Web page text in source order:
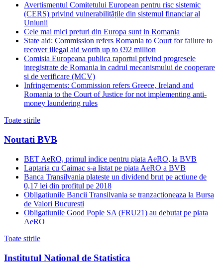
Avertismentul Comitetului European pentru risc sistemic
(CERS) privind vulnerabilitățile din sistemul financiar al
Uniunii
Cele mai mici preturi din Europa sunt in Romania
State aid: Commission refers Romania to Court for failure to
recover illegal aid worth up to €92 million
Comisia Europeana publica raportul privind progresele
inregistrate de Romania in cadrul mecanismului de cooperare
si de verificare (MCV)
Infringements: Commission refers Greece, Ireland and
Romania to the Court of Justice for not implementing anti-
money laundering rules
Toate stirile
Noutati BVB
BET AeRO, primul indice pentru piata AeRO, la BVB
Laptaria cu Caimac s-a listat pe piata AeRO a BVB
Banca Transilvania plateste un dividend brut pe actiune de
0,17 lei din profitul pe 2018
Obligatiunile Bancii Transilvania se tranzactioneaza la Bursa
de Valori Bucuresti
Obligatiunile Good Pople SA (FRU21) au debutat pe piata
AeRO
Toate stirile
Institutul National de Statistica